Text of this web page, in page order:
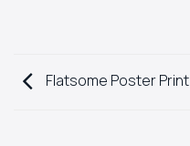
Flatsome Poster Print